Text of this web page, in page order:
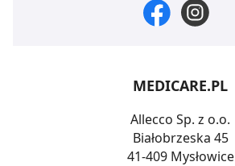
MEDICARE.PL
Allecco Sp. z o.o.
Białobrzeska 45
41-409 Mysłowice